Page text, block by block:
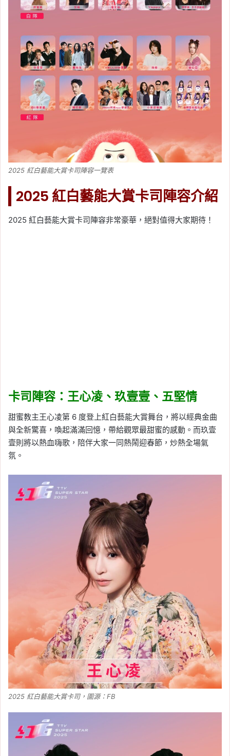
2025 紅白藝能大賞卡司陣容一覽表
2025 紅白藝能大賞卡司陣容介紹
2025 紅白藝能大賞卡司陣容非常豪華，絕對值得大家期待！
卡司陣容：王心凌、玖壹壹、五堅情
甜蜜教主王心凌第 6 度登上紅白藝能大賞舞台，將以經典金曲
與全新驚喜，喚起滿滿回憶，帶給觀眾最甜蜜的感動。而玖壹
壹則將以熱血嗨歌，陪伴大家一同熱鬧迎春節，炒熱全場氣
氛。
2025 紅白藝能大賞卡司，圖源：FB